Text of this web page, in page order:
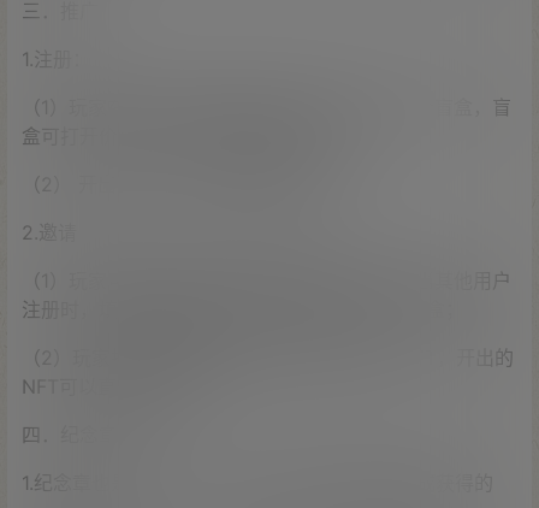
三．推广
1.注册：
（1）玩家在交易市场注册账号后，即可获得一个盲盒，盲
盒可打开价值1-1000U不等的项目币NFT;
（2） 开出的NFT可以直接提现卖掉；
2.邀请
（1）玩家可通过邀请码，邀请其他用户注册，当其他用户
注册时，填写该玩家的邀请码，即可获得一个盲盒；
（2）玩家打开盲盒后，可获得对应的项目币NFT，开出的
NFT可以直接提现卖掉；
四．纪念章
1.纪念章也是一种NFT，这种NFT是玩家通过合成获得的